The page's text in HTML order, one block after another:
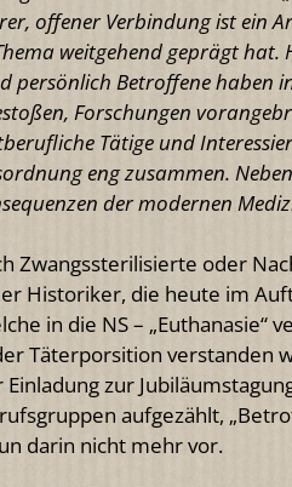
offener Verbindung ist ein
weitgehend geprägt hat.
persönlich Betroffene haben
Forschungen
Tätige und
eng zusammen.
der modernen
Zwangssterilisierte oder
Historiker, die heute im
in die NS – „Euthanasie“
Täterporsition verstanden
zur
aufgezählt,
darin nicht mehr vor.